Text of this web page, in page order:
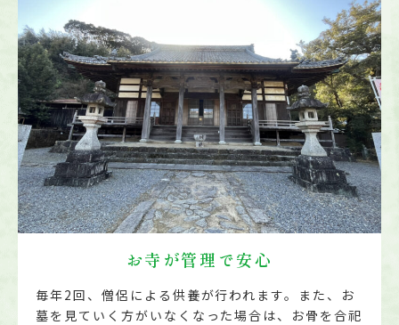
お寺が管理で安心
毎年2回、僧侶による供養が行われます。また、お
墓を見ていく方がいなくなった場合は、お骨を合祀